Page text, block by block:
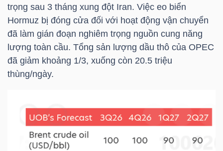
trọng sau 3 tháng xung đột Iran. Việc eo biển
Hormuz bị đóng cửa đối với hoạt động vận chuyển
đã làm gián đoạn nghiêm trọng nguồn cung năng
lượng toàn cầu. Tổng sản lượng dầu thô của OPEC
đã giảm khoảng 1/3, xuống còn 20.5 triệu
thùng/ngày.
tạo
Sách